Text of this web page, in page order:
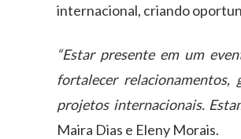
internacional, criando
“Estar presente em um
fortalecer relacionamentos,
projetos internacionais.
Maira Dias e Eleny Morais.